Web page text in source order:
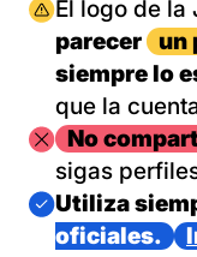
Imagen
El logo de la
parecer
un
siempre lo
que la
Imagen
No
sigas
Imagen
Utiliza
oficiales.